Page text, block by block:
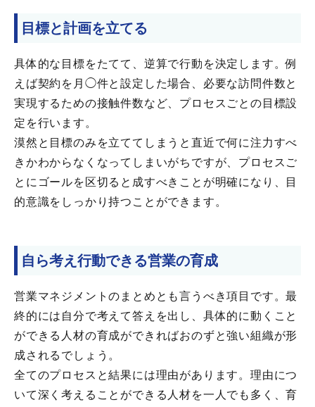
目標と計画を立てる
具体的な目標をたてて、逆算で行動を決定します。例
えば契約を月◯件と設定した場合、必要な訪問件数と
実現するための接触件数など、プロセスごとの目標設
定を行います。
漠然と目標のみを立ててしまうと直近で何に注力すべ
きかわからなくなってしまいがちですが、プロセスご
とにゴールを区切ると成すべきことが明確になり、目
的意識をしっかり持つことができます。
自ら考え行動できる営業の育成
営業マネジメントのまとめとも言うべき項目です。最
終的には自分で考えて答えを出し、具体的に動くこと
ができる人材の育成ができればおのずと強い組織が形
成されるでしょう。
全てのプロセスと結果には理由があります。理由につ
いて深く考えることができる人材を一人でも多く、育